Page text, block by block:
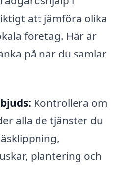
att jämföra olika
företag. Här är
på när du samlar
Kontrollera om
alla de tjänster du
plantering och